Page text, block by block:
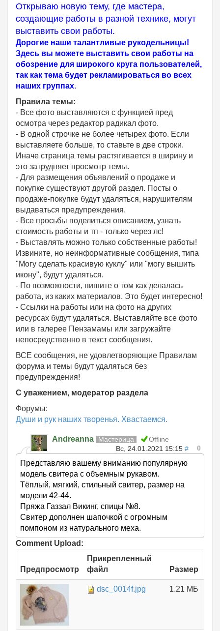
Открываю новую тему, где мастера,
создающие работы в разной технике, могут
выставить свои работы.
Дорогие наши талантливые рукодельницы!
Здесь вы можете выставить свои работы на
обозрение для широкого круга пользователей,
так как тема будет рекламироваться во всех
наших группах.
Правила темы:
- Все фото выставляются с функцией пред
осмотра через редактор радикал фото.
- В одной строчке не более четырех фото. Если
выставляете больше, то ставьте в две строки.
Иначе страница темы растягивается в ширину и
это затрудняет просмотр темы.
- Для размещения объявлений о продаже и
покупке существуют другой раздел. Посты о
продаже-покупке будут удаляться, нарушителям
выдаваться предупреждения.
- Все просьбы поделиться описанием, узнать
стоимость работы и тп - только через лс!
- Выставлять можно только собственные работы!
Извините, но неинформативные сообщения, типа
"Могу сделать красивую куклу" или "могу вышить
икону", будут удаляться.
- По возможности, пишите о том как делалась
работа, из каких материалов. Это будет интересно!
- Ссылки на работы или на фото на других
ресурсах будут удаляться. Выставляйте все фото
или в галерее Пензамамы или загружайте
непосредственно в текст сообщения.
ВСЕ сообщения, не удовлетворяющие Правилам
форума и темы будут удаляться без
предупреждения!
С уважением, модератор раздела
Форумы:
Души и рук наших творенья. Хвастаемся.
Andreanna Мастерица
Offline
Вс, 24.01.2021 15:15 # 0
Представляю вашему вниманию популярную
модель свитера с объемным рукавом.
Тёплый, мягкий, стильный свитер, размер на
модели 42-44.
Пряжа Газзал Викинг, спицы №8.
Свитер дополнен шапочкой с огромным
помпоном из натурального меха.
Comment Upload:
Предпросмотр
Прикрепленный
файл
Размер
dsc_0014f.jpg 1.21 МБ